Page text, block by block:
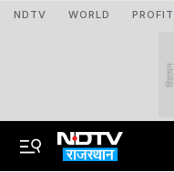
NDTV WORLD PROFIT
विज्ञापन